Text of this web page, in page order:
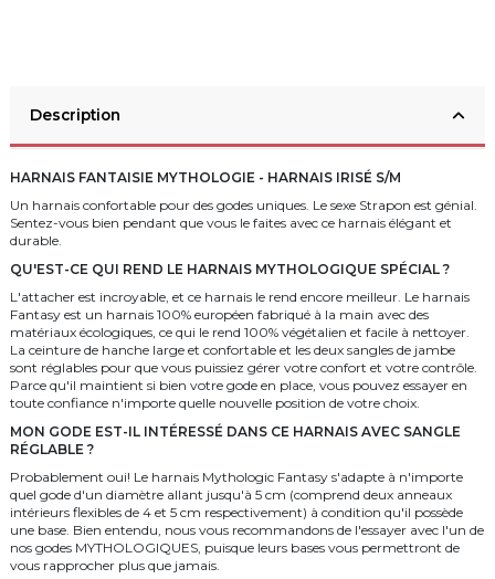
Description
HARNAIS FANTAISIE MYTHOLOGIE - HARNAIS IRISÉ S/M
Un harnais confortable pour des godes uniques. Le sexe Strapon est génial.
Sentez-vous bien pendant que vous le faites avec ce harnais élégant et
durable.
QU'EST-CE QUI REND LE HARNAIS MYTHOLOGIQUE SPÉCIAL ?
L'attacher est incroyable, et ce harnais le rend encore meilleur. Le harnais
Fantasy est un harnais 100% européen fabriqué à la main avec des
matériaux écologiques, ce qui le rend 100% végétalien et facile à nettoyer.
La ceinture de hanche large et confortable et les deux sangles de jambe
sont réglables pour que vous puissiez gérer votre confort et votre contrôle.
Parce qu'il maintient si bien votre gode en place, vous pouvez essayer en
toute confiance n'importe quelle nouvelle position de votre choix.
MON GODE EST-IL INTÉRESSÉ DANS CE HARNAIS AVEC SANGLE
RÉGLABLE ?
Probablement oui! Le harnais Mythologic Fantasy s'adapte à n'importe
quel gode d'un diamètre allant jusqu'à 5 cm (comprend deux anneaux
intérieurs flexibles de 4 et 5 cm respectivement) à condition qu'il possède
une base. Bien entendu, nous vous recommandons de l'essayer avec l'un de
nos godes MYTHOLOGIQUES, puisque leurs bases vous permettront de
vous rapprocher plus que jamais.